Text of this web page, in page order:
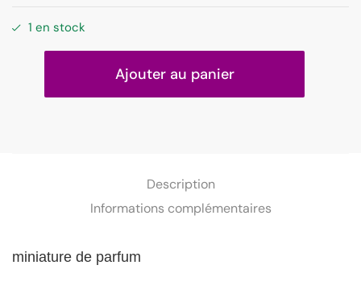
1 en stock
Ajouter au panier
Description
Informations complémentaires
miniature de parfum